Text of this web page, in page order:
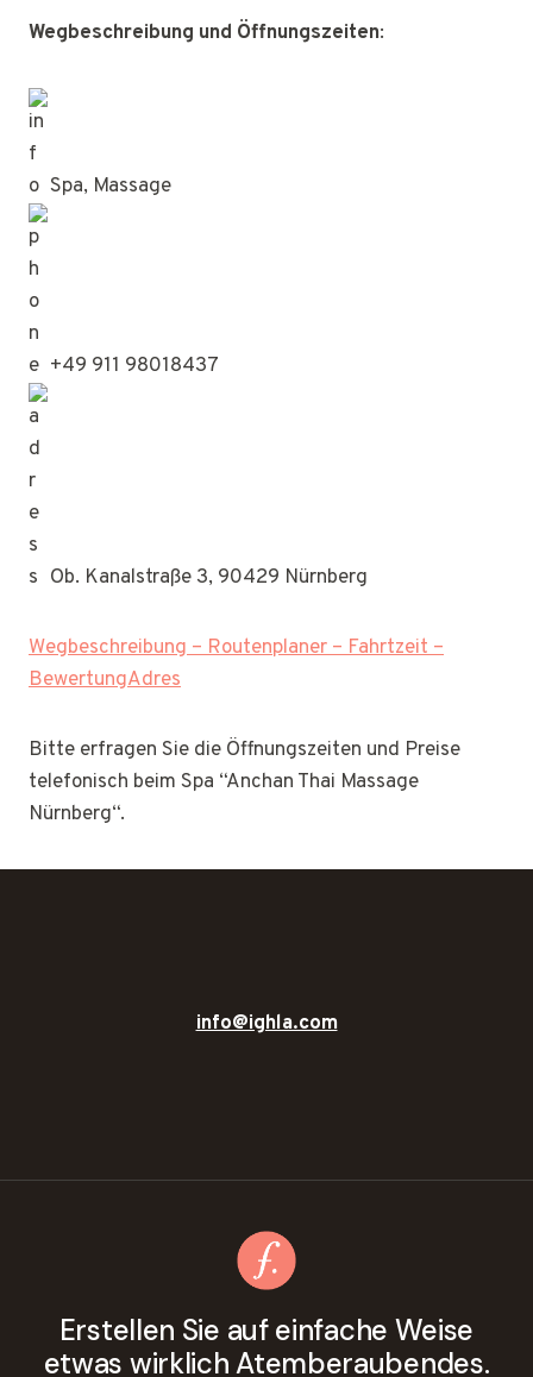
Wegbeschreibung und Öffnungszeiten:
Spa, Massage
+49 911 98018437
Ob. Kanalstraße 3, 90429 Nürnberg
Wegbeschreibung – Routenplaner – Fahrtzeit –
BewertungAdres
Bitte erfragen Sie die Öffnungszeiten und Preise
telefonisch beim Spa “Anchan Thai Massage
Nürnberg“.
info@ighla.com
Erstellen Sie auf einfache Weise
etwas wirklich Atemberaubendes.